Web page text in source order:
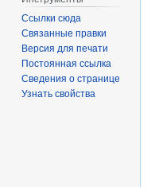
Ссылки сюда
Связанные правки
Версия для печати
Постоянная ссылка
Сведения о странице
Узнать свойства